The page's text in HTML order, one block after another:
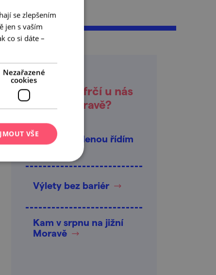
Co zrovna frčí u nás
na jižní Moravě?
Tuhle dovolenou řídím
Výlety bez bariér
Kam v srpnu na jižní
Moravě
se zlepšením
jen s vaším
co si dáte –
Nezařazené
cookies
VŠE